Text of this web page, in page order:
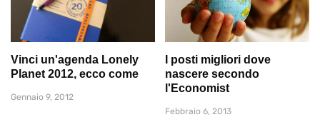
Vinci un'agenda Lonely
Planet 2012, ecco come
Gennaio 9, 2012
I posti migliori dove
nascere secondo
l'Economist
Febbraio 6, 2013